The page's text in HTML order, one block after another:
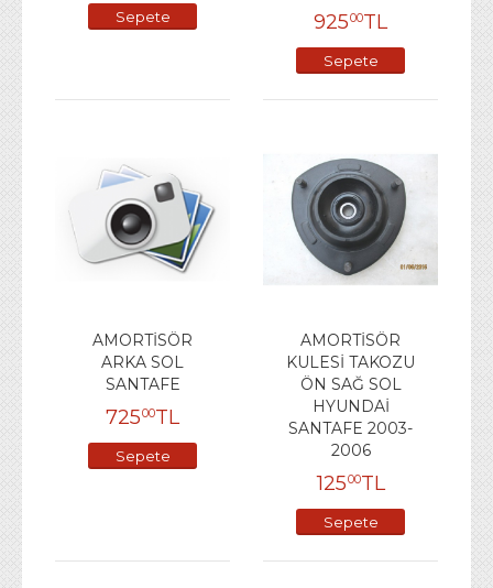
Sepete
92500TL
Sepete
AMORTİSÖR
ARKA SOL
SANTAFE
72500TL
Sepete
AMORTİSÖR
KULESİ TAKOZU
ÖN SAĞ SOL
HYUNDAİ
SANTAFE 2003-
2006
12500TL
Sepete